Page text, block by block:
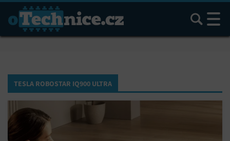
Hledat
TESLA ROBOSTAR IQ900 ULTRA